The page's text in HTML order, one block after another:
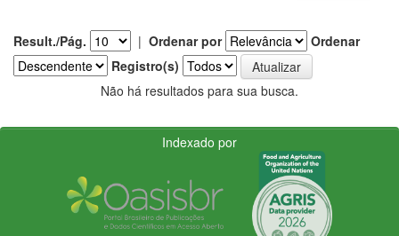
Result./Pág. | Ordenar por
Ordenar
Registro(s)
Não há resultados para sua busca.
Indexado por